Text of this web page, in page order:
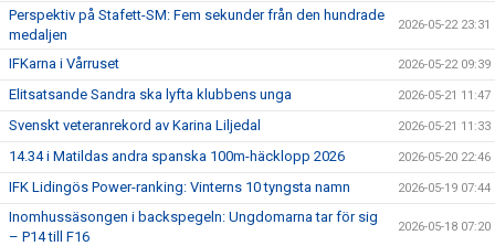
Perspektiv på Stafett-SM: Fem sekunder från den hundrade
medaljen
2026-05-22 23:31
IFKarna i Vårruset 2026-05-22 09:39
Elitsatsande Sandra ska lyfta klubbens unga 2026-05-21 11:47
Svenskt veteranrekord av Karina Liljedal 2026-05-21 11:33
14.34 i Matildas andra spanska 100m-häcklopp 2026 2026-05-20 22:46
IFK Lidingös Power-ranking: Vinterns 10 tyngsta namn 2026-05-19 07:44
Inomhussäsongen i backspegeln: Ungdomarna tar för sig
– P14 till F16
2026-05-18 07:20